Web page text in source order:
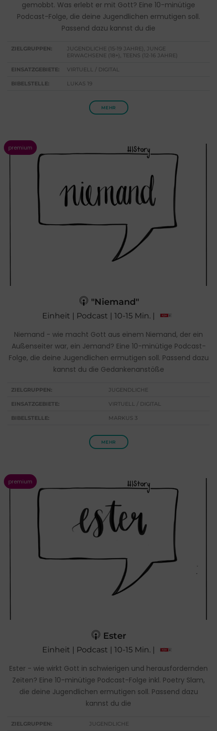
gemobbt. Was erlebt er mit Gott? Eine 10-minütige
Podcast-Folge, die deine Jugendlichen ermutigen soll.
Passend dazu kannst du die
ZIELGRUPPEN:
JUGENDLICHE (15-19 JAHRE), JUNGE
ERWACHSENE (18+), TEENS (12-16 JAHRE)
EINSATZGEBIETE: VIRTUELL / DIGITAL
BIBELSTELLE: LUKAS 19
MEHR
"Niemand"
Einheit | Podcast | 10-15 Min. |
Niemand - wie macht Gott aus einem Niemand, der ein
Außenseiter war, ein Jemand? Eine 10-minütige Podcast-
Folge, die deine Jugendlichen ermutigen soll. Passend dazu
kannst du die Gedankenanstöße
ZIELGRUPPEN: JUGENDLICHE
EINSATZGEBIETE: VIRTUELL / DIGITAL
BIBELSTELLE: MARKUS 3
MEHR
Ester
Einheit | Podcast | 10-15 Min. |
Ester - wie wirkt Gott in schwierigen und herausfordernden
Zeiten? Eine 10-minütige Podcast-Folge inkl. Poetry Slam,
die deine Jugendlichen ermutigen soll. Passend dazu
kannst du die
ZIELGRUPPEN: JUGENDLICHE